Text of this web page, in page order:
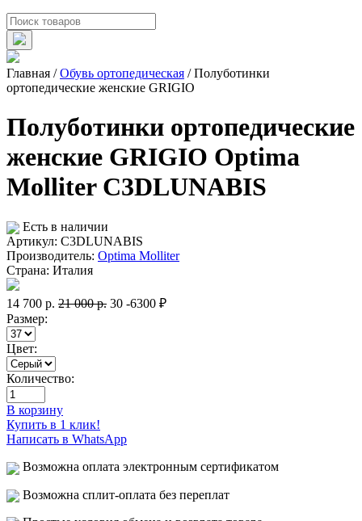
Главная /Обувь ортопедическая /Полуботинки
ортопедические женские GRIGIO
Полуботинки ортопедические
женские GRIGIO Optima
Molliter C3DLUNABIS
Есть в наличии
Артикул: C3DLUNABIS
Производитель: Optima Molliter
Страна: Италия
14 700 р. 21 000р. 30 -6300 ₽
Размер:
Цвет:
Количество:
В корзину
Купить в 1 клик!
Написать в WhatsApp
Возможна оплата электронным сертификатом
Возможна сплит-оплата без переплат